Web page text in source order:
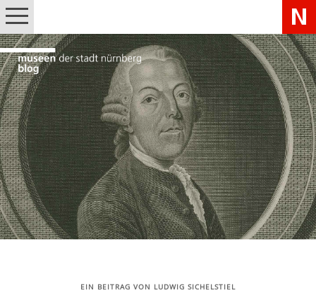
EIN BEITRAG VON LUDWIG SICHELSTIEL